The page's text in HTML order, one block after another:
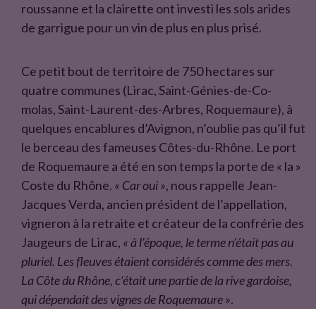
roussanne et la clairette ont investi les sols arides
de garrigue pour un vin de plus en plus prisé.
Ce petit bout de territoire de 750 hectares sur
quatre communes (Lirac, Saint-Génies-de-Co-
molas, Saint-Laurent-des-Arbres, Roquemaure), à
quelques encablures d’Avignon, n’oublie pas qu’il fut
le berceau des fameuses Côtes-du-Rhône. Le port
de Roquemaure a été en son temps la porte de « la »
Coste du Rhône. « Car oui », nous rappelle Jean-
Jacques Verda, ancien président de l’appellation,
vigneron à la retraite et créateur de la confrérie des
Jaugeurs de Lirac, « à l’époque, le terme n’était pas au
pluriel. Les fleuves étaient considérés comme des mers.
La Côte du Rhône, c’était une partie de la rive gardoise,
qui dépendait des vignes de Roquemaure ».